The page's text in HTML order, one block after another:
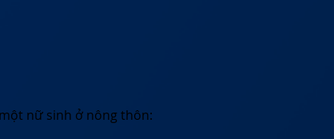
nữ sinh ở nông thôn: